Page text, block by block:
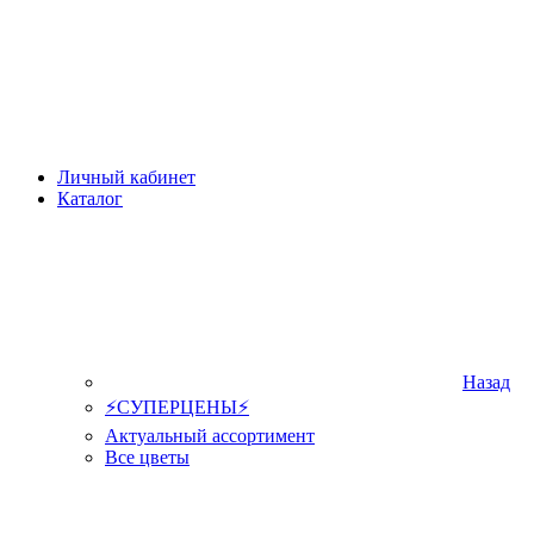
Личный кабинет
Каталог
Назад
⚡СУПЕРЦЕНЫ⚡
Актуальный ассортимент
Все цветы